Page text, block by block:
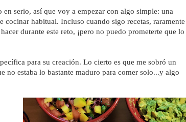
serio, así que voy a empezar con algo simple: una
cocinar habitual. Incluso cuando sigo recetas, raramente
durante este reto, ¡pero no puedo prometerte que lo
para su creación. Lo cierto es que me sobró un
estaba lo bastante maduro para comer solo...y algo